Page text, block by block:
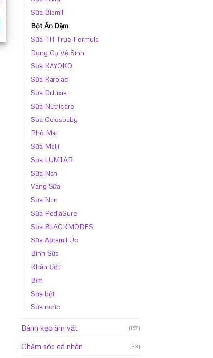
Sữa Biomil
Bột Ăn Dặm
Sữa TH True Formula
Dụng Cụ Vệ Sinh
Sữa KAYOKO
Sữa Karolac
Sữa Dr.luxia
Sữa Nutricare
Sữa Colosbaby
Phô Mai
Sữa Meiji
Sữa LUMIAR
Sữa Nan
Váng Sữa
Sữa Non
Sữa PediaSure
Sữa BLACKMORES
Sữa Aptamil Úc
Bình Sữa
Khăn Ướt
Bỉm
Sữa bột
Sữa nước
Bánh kẹo ăm vặt (157)
Chăm sóc cá nhân (83)